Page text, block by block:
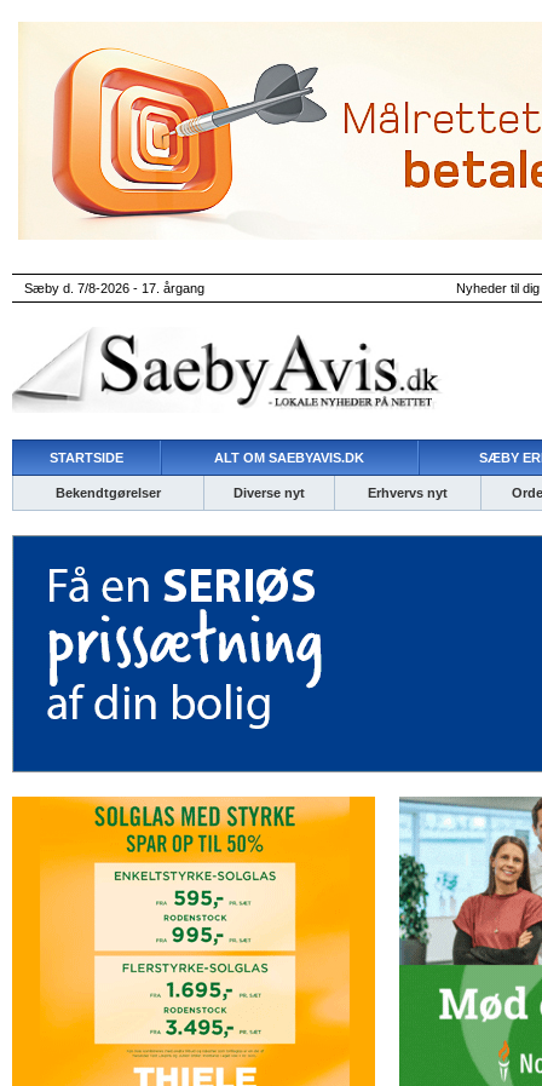
Sæby d. 7/8-2026 - 17. årgang Nyheder til
STARTSIDE ALT OM SAEBYAVIS.DK SÆBY
Bekendtgørelser Diverse nyt Erhvervs nyt